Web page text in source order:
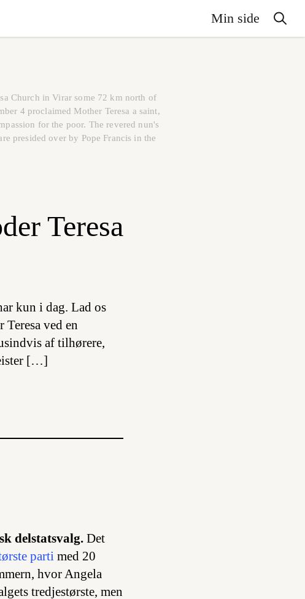
Min side
Church in Virar some 72 km north of
4 proclaimed Mother Teresa a saint,
for the poor. The revered nun's
presided over by Pope Francis in the
Teresa
kun i dag. Lad os
Teresa ved en
af tilhørere,
[…]
delstatsvalg. Det
parti med 20
hvor Angela
tredjestørste, men